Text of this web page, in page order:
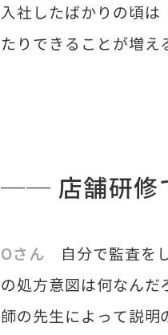
入社したばかりの頃
たりできることが増え
── 店舗研修
​Oさん 自分で監査を
の処方意図は何なん
師の先生によって説